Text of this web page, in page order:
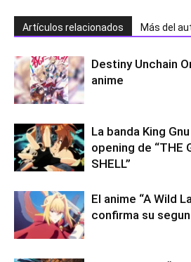
Artículos relacionados Más del
Destiny Unchain
anime
La banda King
opening de “THE
SHELL”
El anime “A Wild
confirma su